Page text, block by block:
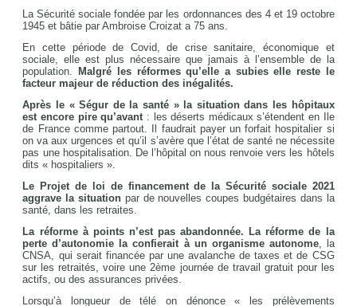
La Sécurité sociale fondée par les ordonnances des 4 et 19 octobre
1945 et bâtie par Ambroise Croizat a 75 ans.
En cette période de Covid, de crise sanitaire, économique et
sociale, elle est plus nécessaire que jamais à l’ensemble de la
population.
Malgré les réformes qu’elle a subies elle reste le
facteur majeur de réduction des inégalités.
Après le « Ségur de la santé » la situation dans les hôpitaux
est encore pire qu’avant : les déserts médicaux s’étendent en Ile
de France comme partout. Il faudrait payer un forfait hospitalier si
on va aux urgences et qu’il s’avère que l’état de santé ne nécessite
pas une hospitalisation. De l’hôpital on nous renvoie vers les hôtels
dits « hospitaliers ».
Le Projet de loi de financement de la Sécurité sociale 2021
aggrave la situation par de nouvelles coupes budgétaires dans la
santé, dans les retraites.
La réforme à points n’est pas abandonnée. La réforme de la
perte d’autonomie la confierait à un organisme autonome, la
CNSA, qui serait financée par une avalanche de taxes et de CSG
sur les retraités, voire une 2ème journée de travail gratuit pour les
actifs, ou des assurances privées.
Lorsqu’à longueur de télé on dénonce « les prélèvements